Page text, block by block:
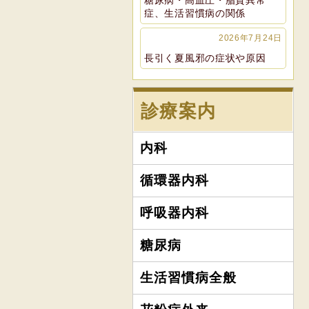
症、生活習慣病の関係
2026年7月24日
長引く夏風邪の症状や原因
診療案内
内科
循環器内科
呼吸器内科
糖尿病
生活習慣病全般